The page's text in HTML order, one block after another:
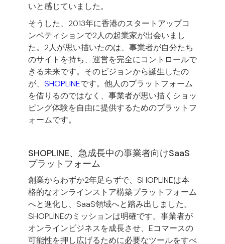
いと感じていました。
そうした、2013年に香港のスタートアップコ
ンペティションで2人の起業家が出会いまし
た。2人が思い描いたのは、事業者が自分たち
のサイトを持ち、運営を完全にコントロールで
きる未来です。そのビジョンから誕生したの
が、 SHOPLINEです。他人のプラットフォーム
を借りるのではなく、事業者が思い描くショッ
ピング体験を自由に提供するためのプラットフ
ォームです。
SHOPLINE、急成長中の事業者向けSaaS
プラットフォーム
創業からわずか2年足らずで、SHOPLINEは本
格的なオンラインストア構築プラットフォーム
へと進化し、SaaS領域へと踏み出しました。
SHOPLINEのミッションは明確です。事業者が
オンラインビジネスを成長させ、Eコマースの
可能性を押し広げるために必要なツールをすべ